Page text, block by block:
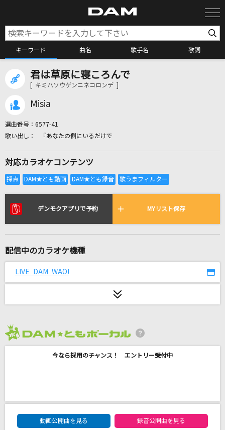
キーワード 曲名 歌手名 歌詞
カラオケ検索
全国りれき
リアルタイムで歌われている曲の一覧
ハナミズキ
Plazma(ビデオクリップバージョン)
季節は次々死んでいく
君は草原に寝ころんで
[ キミハソウゲンニネコロンデ ]
Misia
選曲番号： 6577-41
『あなたの側にいるだけで
対応カラオケコンテンツ
デンモクアプリで予約 MYリスト保存
配信中のカラオケ機種
LIVE DAM WAO!
今なら採用のチャンス！ エントリー受付中
DAM★ともボーカルエントリーランキング
動画公開曲を見る
録音公開曲を見る